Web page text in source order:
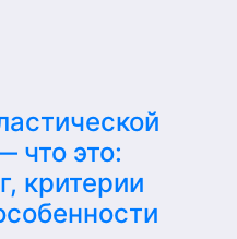
что это:
критерии